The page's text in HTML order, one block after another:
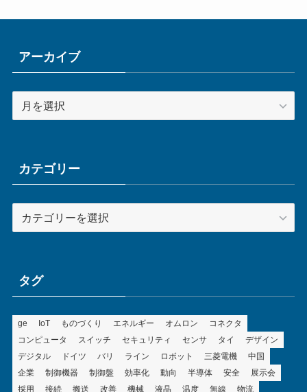
アーカイブ
ー
ブカテゴリー
テ
ータグ
ge IoT ものづくり エネルギー オムロン
コネクタ
コンピュータ
スイッチ セキュリティ センサ タイ
デザイン
デジタル
ドイツ バリ ライン ロボット 三菱電機
中国
企業
制御機器 制御盤 効率化 動向 半導体 安全
展示会
採用
接続 搬送 改善 機械 液晶 温度 無線 物流